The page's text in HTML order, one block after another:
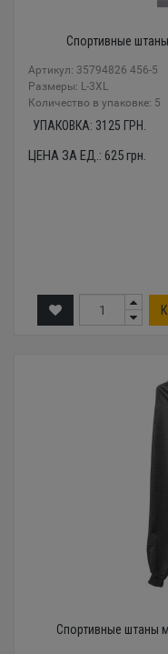
Спортивные
Артикул: 35794826 456-5
Размеры: L-3XL
Количество в упаковке: 5
УПАКОВКА: 3125 ГРН.
ЦЕНА ЗА ЕД.: 625грн.
Спортивные штаны